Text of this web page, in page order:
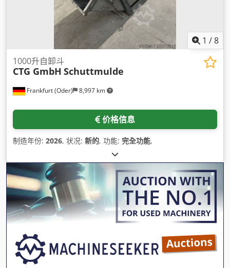
1 /8
Frankfurt (Oder) 8,997 km
1000升自卸斗
CTG GmbH Schuttmulde
价格信息
制造年份: 2026, 状况: 新的, 功能: 完全功能,